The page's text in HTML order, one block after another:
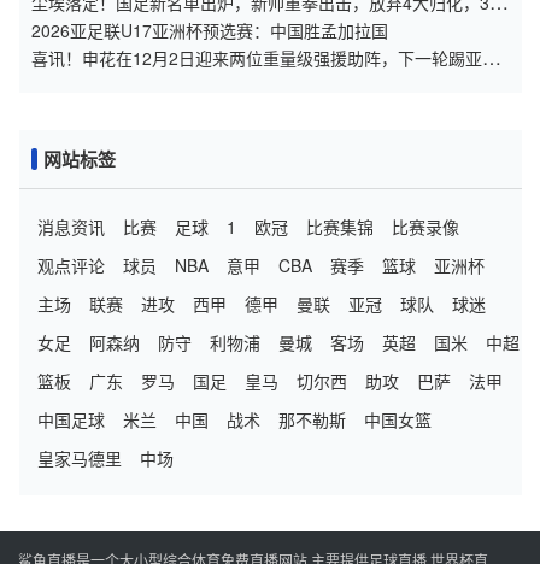
岁球王重返
2026亚足联U17亚洲杯预选赛：中国胜孟加拉国
喜讯！申花在12月2日迎来两位重量级强援助阵，下一轮踢亚冠
网站标签
消息资讯 比赛 足球 1 欧冠 比赛集锦
比赛录像
观点评论
球员 NBA 意甲 CBA 赛季 篮球
亚洲杯
主场
联赛 进攻 西甲 德甲 曼联 亚冠 球队
球迷
女足
阿森纳 防守 利物浦 曼城 客场 英超 国米
中超
篮板
广东 罗马 国足 皇马 切尔西 助攻 巴萨
法甲
中国足球
米兰 中国 战术 那不勒斯
中国女篮
皇家马德里
中场
鲨鱼直播是一个大小型综合体育免费直播网站,主要提供足球直播,世界杯直